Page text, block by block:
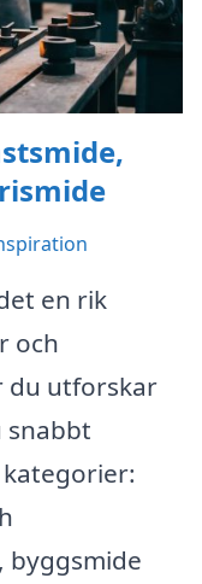
en rik
och
du utforskar
snabbt
byggsmide